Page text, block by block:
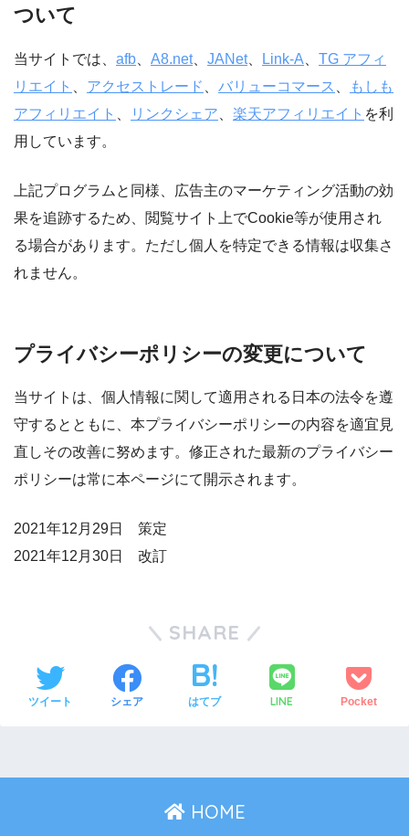
ついて
当サイトでは、 afb A8.net、 JANet、 Link-A
TG アフィ
リエイト
アクセストレード バリューコマース
もしも
アフィリエイト
リンクシェア 楽天アフィリエイト を利
用しています。
上記プログラムと同様、広告主のマーケティング活動の効
果を追跡するため、閲覧サイト上でCookie等が使用され
る場合があります。ただし個人を特定できる情報は収集さ
れません。
プライバシーポリシーの変更について
当サイトは、個人情報に関して適用される日本の法令を遵
守するとともに、本プライバシーポリシーの内容を適宜見
直しその改善に努めます。修正された最新のプライバシー
ポリシーは常に本ページにて開示されます。
2021年12月29日 策定
2021年12月30日 改訂
SHARE
ツイート シェア はてブ LINE Pocket
HOME